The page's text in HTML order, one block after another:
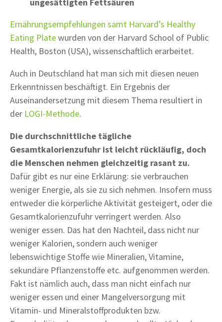
Ernährungsempfehlungen samt Harvard’s Healthy
Eating Platewurden von der Harvard School of Public
Health, Boston (USA), wissenschaftlich erarbeitet.
Auch in Deutschland hat man sich mit diesen neuen
Erkenntnissen beschäftigt. Ein Ergebnis der
Auseinandersetzung mit diesem Thema resultiert in
der LOGI-Methode.
Die durchschnittliche tägliche
Gesamtkalorienzufuhr ist leicht rückläufig, doch
die Menschen nehmen gleichzeitig rasant zu.
Dafür gibt es nur eine Erklärung: sie verbrauchen
weniger Energie, als sie zu sich nehmen. Insofern muss
entweder die körperliche Aktivität gesteigert, oder die
Gesamtkalorienzufuhr verringert werden. Also
weniger essen. Das hat den Nachteil, dass nicht nur
weniger Kalorien, sondern auch weniger
lebenswichtige Stoffe wie Mineralien, Vitamine,
sekundäre Pflanzenstoffe etc. aufgenommen werden.
Fakt ist nämlich auch, dass man nicht einfach nur
weniger essen und einer Mangelversorgung mit
Vitamin- und Mineralstoffprodukten bzw.